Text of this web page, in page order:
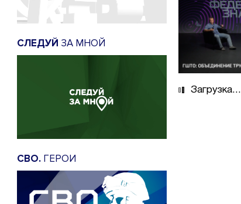
СЛЕДУЙ ЗА МНОЙ
СВО. ГЕРОИ
Загрузка...